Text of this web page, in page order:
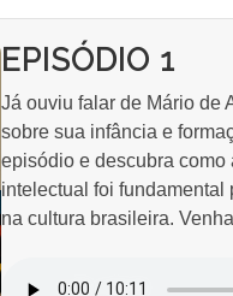
EPISÓDIO 1
Já ouviu falar de Mário de
sobre sua infância e
episódio e descubra
intelectual foi fundamental
na cultura brasileira.